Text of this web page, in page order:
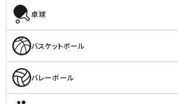
卓球
バスケットボール
バレーボール